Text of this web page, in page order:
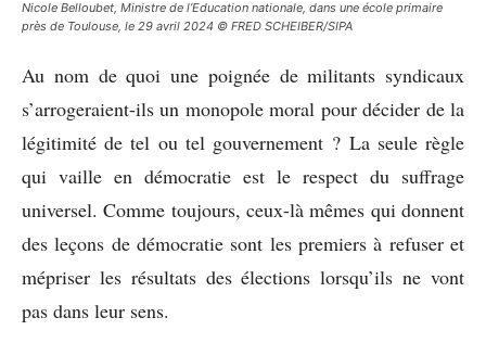
Nicole Belloubet, Ministre de l’Education nationale, dans une école primaire
près de Toulouse, le 29 avril 2024 © FRED SCHEIBER/SIPA
Au nom de quoi une poignée de militants syndicaux
s’arrogeraient-ils un monopole moral pour décider de la
légitimité de tel ou tel gouvernement ? La seule règle
qui vaille en démocratie est le respect du suffrage
universel. Comme toujours, ceux-là mêmes qui donnent
des leçons de démocratie sont les premiers à refuser et
mépriser les résultats des élections lorsqu’ils ne vont
pas dans leur sens.